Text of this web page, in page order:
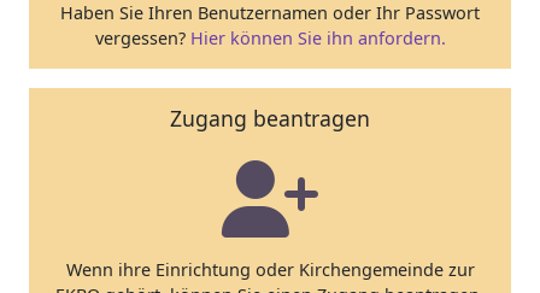
Haben Sie Ihren Benutzernamen oder Ihr Passwort
vergessen? Hier können Sie ihn anfordern.
Zugang beantragen
Wenn ihre Einrichtung oder Kirchengemeinde zur